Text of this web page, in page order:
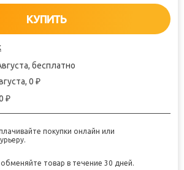
КУПИТЬ
бесплатно
0 ₽
₽
покупки онлайн или
товар в течение 30 дней.